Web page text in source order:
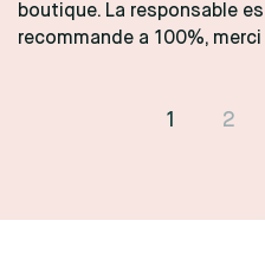
boutique. La responsable
recommande a 100%,
1 2